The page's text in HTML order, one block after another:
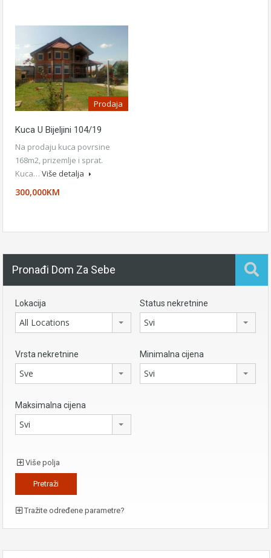
Prodaja
Kuca U Bijeljini 104/19
Na prodaju kuca povrsine
168m2, prizemlje i sprat.
Kuca… Više detalja
300,000KM
Pronađi Dom Za Sebe
Lokacija
All Locations
Status nekretnine
Svi
Vrsta nekretnine
Sve
Minimalna cijena
Svi
Maksimalna cijena
Svi
Više polja
Tražite određene parametre?